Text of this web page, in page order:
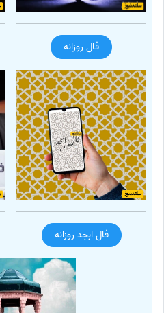
فال روزانه
فال ابجد روزانه